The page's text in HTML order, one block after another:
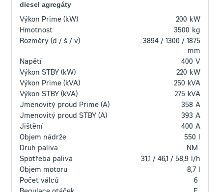
diesel agregáty
Výkon Prime (kW) 200 kW
Hmotnost
3500 kg
Rozměry (d / š / v)
3894 / 1300 / 1875
mm
Napětí
400 V
Výkon STBY (kW)
220 kW
Výkon Prime (kVA)
250 kVA
Výkon STBY (kVA)
275 kVA
Jmenovitý proud Prime (A)
358 A
Jmenovitý proud STBY (A)
393 A
Jištění
400 A
Objem nádrže
550 l
Druh paliva
NM
Spotřeba paliva
31,1 / 46,1 / 58,9 l/h
Objem motoru
8,7 l
Počet válců
6